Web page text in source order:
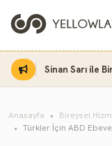
Anasayfa
Bireysel
Türkler İçin ABD